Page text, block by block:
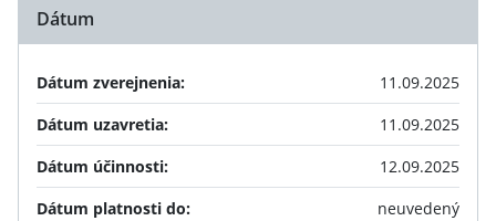
Dátum
Dátum zverejnenia:
11.09.2025
Dátum uzavretia:
11.09.2025
Dátum účinnosti:
12.09.2025
Dátum platnosti do:
neuvedený